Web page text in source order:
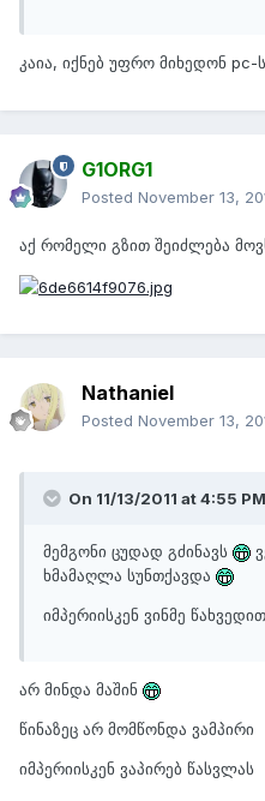
კაია, იქნებ უფრო მიხედონ pc-
G1ORG1
Posted November 13,
აქ რომელი გზით შეიძლება
Nathaniel
Posted November 13,
On 11/13/2011 at 4:55
მემგონი ცუდად გძინავს
ხმამაღლა სუნთქავდა
იმპერიისკენ ვინმე
არ მინდა მაშინ
წინაზეც არ მომწონდა ვამპირი
იმპერიისკენ ვაპირებ წასვლას